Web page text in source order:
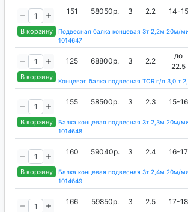
В корзину
151 58050р. 3 2.2 14-15
Подвесная балка концевая 3т 2,2м 20м/
1014647
В корзину
125 68800р. 3 2.2
до
22.5
Концевая балка подвесная TOR г/п 3,0 т
В корзину
155 58500р. 3 2.3 15-16
Балка концевая подвесная 3т 2,3м 20м/
1014648
В корзину
160 59040р. 3 2.4 16-17
Балка концевая подвесная 3т 2,4м 20м/
1014649
166 59850р. 3 2.5 17-18